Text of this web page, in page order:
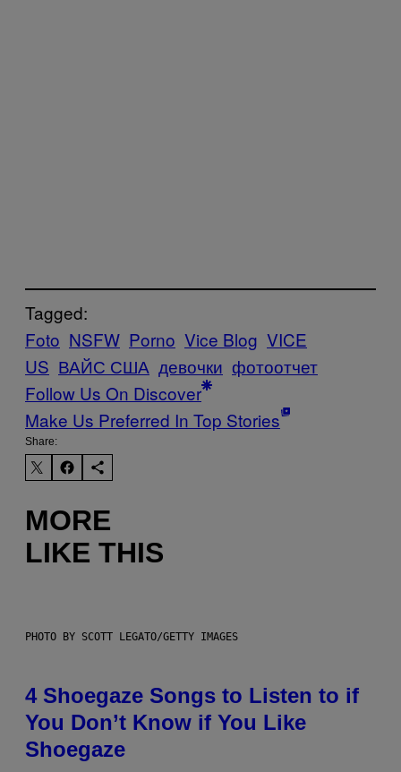
Tagged:
Foto NSFW Porno Vice Blog VICE
US ВАЙС США девочки фотоотчет
Follow Us On Discover
Make Us Preferred In Top Stories
Share:
MORE
LIKE THIS
PHOTO BY SCOTT LEGATO/GETTY IMAGES
4 Shoegaze Songs to Listen to if
You Don’t Know if You Like
Shoegaze